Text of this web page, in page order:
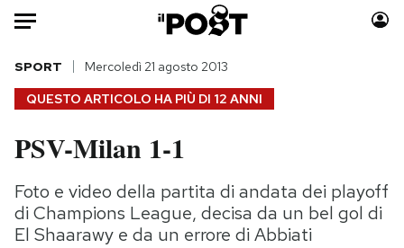
Auto
HOME
Italia
Politica
Tecnologia
Consumismi
Storie/Idee
QUESTO ARTICOLO HA PIÙ DI 12 ANNI
SPORT Mercoledì 21 agosto 2013
PSV-Milan 1-1
Foto e video della partita di andata dei playoff
di Champions League, decisa da un bel gol di
El Shaarawy e da un errore di Abbiati